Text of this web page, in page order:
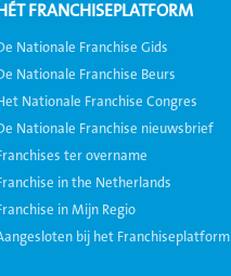
FRANCHISEPLATFORM
Nationale Franchise Gids
Nationale Franchise Beurs
Nationale Franchise Congres
Nationale Franchise nieuwsbrief
ter overname
in the Netherlands
in Mijn Regio
bij het Franchiseplatform